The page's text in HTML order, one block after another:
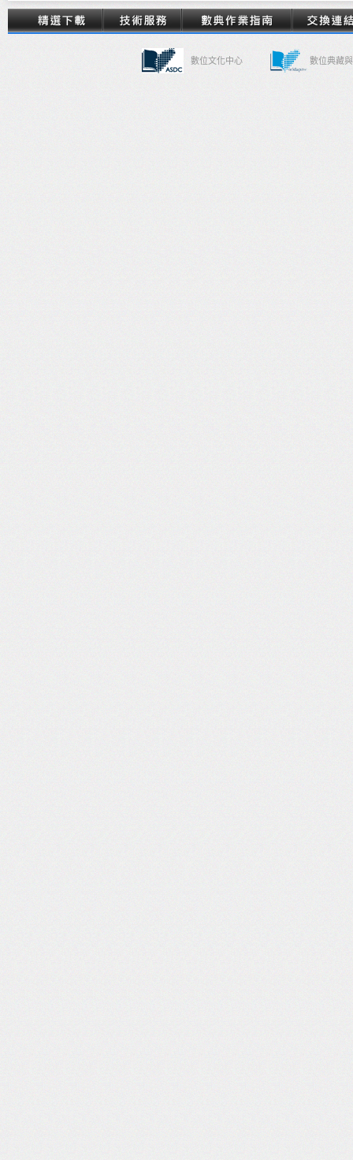
數位文化中心 數位典藏